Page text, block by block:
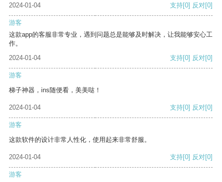
2024-01-04 支持[0] 反对[0]
游客
这款app的客服非常专业，遇到问题总是能够及时解决，让我能够安心工
作。
2024-01-04
支持[0] 反对[0]
游客
梯子神器，ins随便看，美美哒！
2024-01-04 支持[0] 反对[0]
游客
这款软件的设计非常人性化，使用起来非常舒服。
2024-01-04 支持[0] 反对[0]
游客